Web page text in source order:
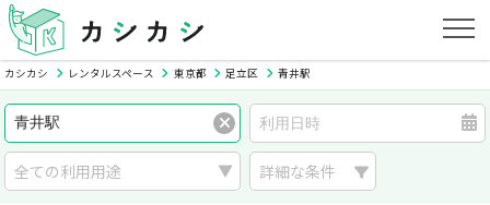
カシカシ レンタルスペース 東京都 足立区 青井駅
詳細な条件